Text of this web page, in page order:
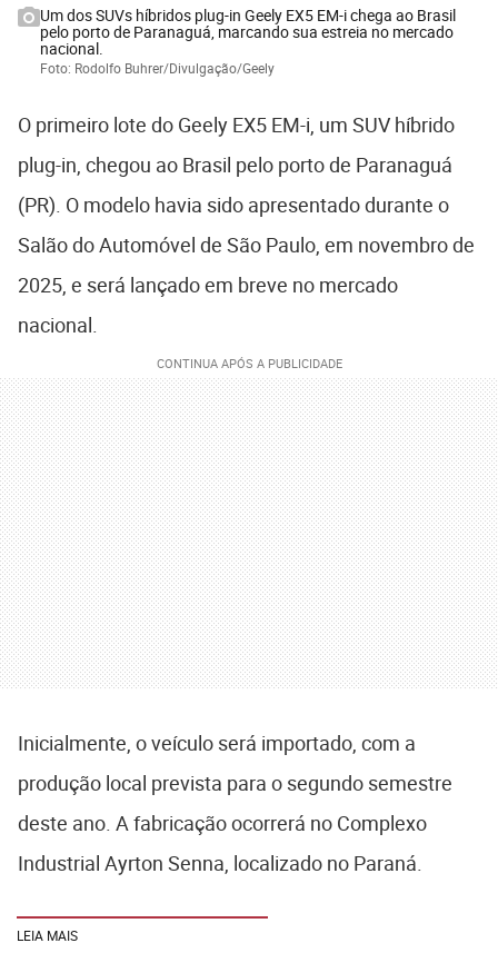
Um dos SUVs híbridos plug-in Geely EX5 EM-i chega ao Brasil
pelo porto de Paranaguá, marcando sua estreia no mercado
nacional.
Foto: Rodolfo Buhrer/Divulgação/Geely
O primeiro lote do Geely EX5 EM-i, um SUV híbrido
plug-in, chegou ao Brasil pelo porto de Paranaguá
(PR). O modelo havia sido apresentado durante o
Salão do Automóvel de São Paulo, em novembro de
2025, e será lançado em breve no mercado
nacional.
Inicialmente, o veículo será importado, com a
produção local prevista para o segundo semestre
deste ano. A fabricação ocorrerá no Complexo
Industrial Ayrton Senna, localizado no Paraná.
LEIA MAIS